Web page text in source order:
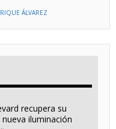
ÁLVAREZ
recupera su
iluminación